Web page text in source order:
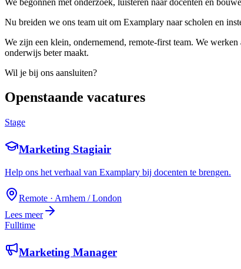
Nu breiden we ons team uit om Examplary naar scholen en
We zijn een klein, ondernemend, remote-first team. We
onderwijs beter maakt.
Wil je bij ons aansluiten?
Openstaande vacatures
Stage
Marketing Stagiair
Help ons het verhaal van Examplary bij docenten te brengen.
Remote · Arnhem / London
Lees meer
Fulltime
Marketing Manager